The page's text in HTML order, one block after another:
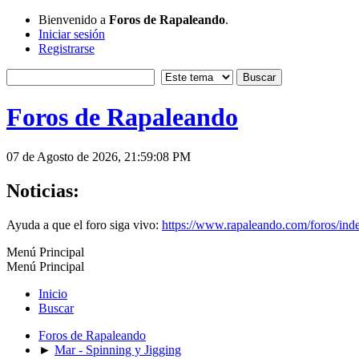
Bienvenido a Foros de Rapaleando.
Iniciar sesión
Registrarse
Foros de Rapaleando
07 de Agosto de 2026, 21:59:08 PM
Noticias:
Ayuda a que el foro siga vivo: https://www.rapaleando.com/foros/
Menú Principal
Menú Principal
Inicio
Buscar
Foros de Rapaleando
► Mar - Spinning y Jigging